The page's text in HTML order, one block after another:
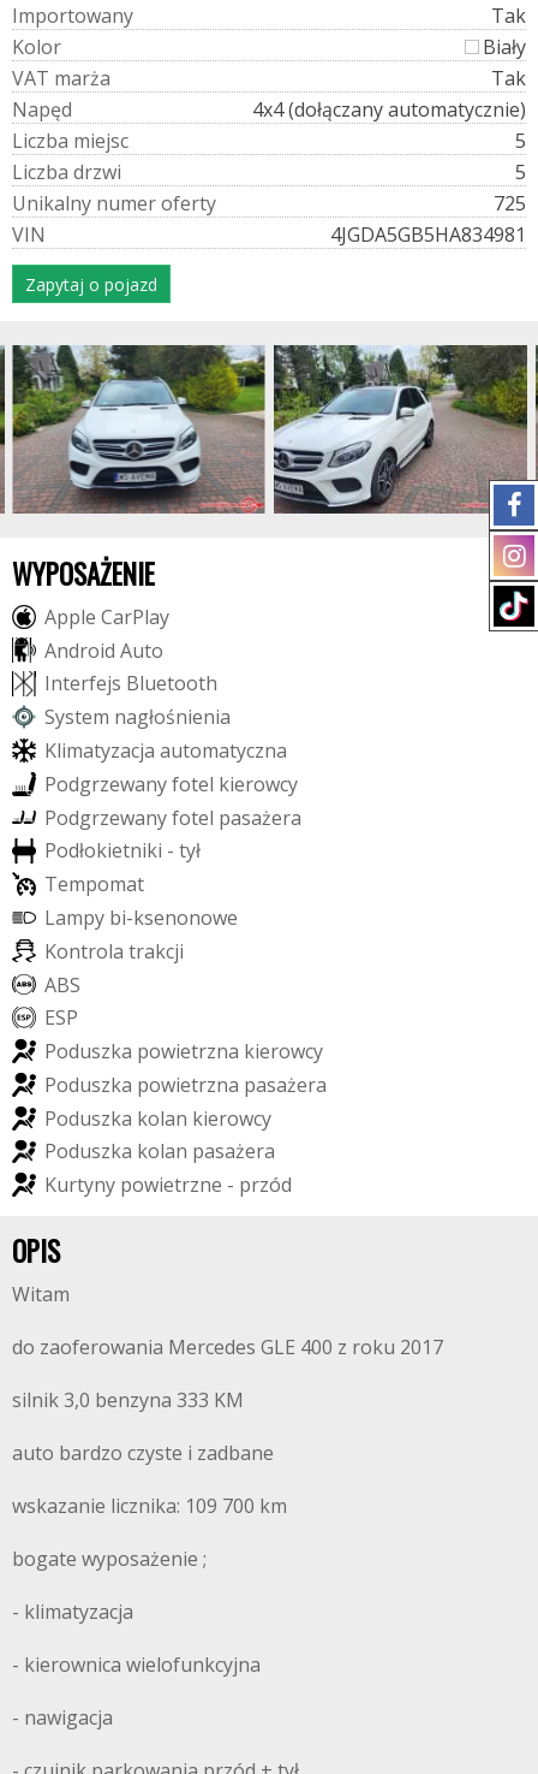
Importowany
Tak
Kolor
Biały
VAT marża
Tak
Napęd
4x4 (dołączany automatycznie)
Liczba miejsc
5
Liczba drzwi
5
Unikalny numeroferty
725
VIN 4JGDA5GB5HA834981
Zapytaj o pojazd
WYPOSAŻENIE
Apple CarPlay
Android Auto
Interfejs Bluetooth
System nagłośnienia
Klimatyzacja automatyczna
Podgrzewanyfotel kierowcy
Podgrzewanyfotel pasażera
Podłokietniki - tył
Tempomat
Lampy bi-ksenonowe
Kontrola trakcji
ABS
ESP
Poduszka powietrzna kierowcy
Poduszka powietrzna pasażera
Poduszka kolan kierowcy
Poduszka kolan pasażera
Kurtyny powietrzne - przód
OPIS
Witam
do zaoferowania Mercedes GLE 400 z roku 2017
silnik 3,0 benzyna 333 KM
auto bardzo czyste i zadbane
wskazanie licznika: 109 700 km
bogate wyposażenie ;
- klimatyzacja
- kierownica wielofunkcyjna
- nawigacja